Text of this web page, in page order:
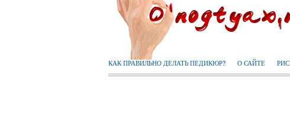
КАК ПРАВИЛЬНО ДЕЛАТЬ ПЕДИКЮР? О САЙТЕ